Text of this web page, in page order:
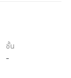
ชั้น
-